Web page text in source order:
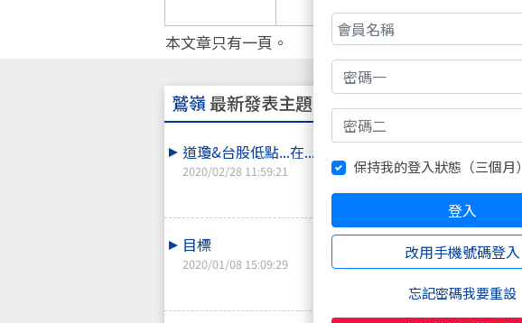
本文章只有一頁。
鷲嶺最新發表主題
道瓊&台股低點...在....
2020/02/28 11:59:21
目標
2020/01/08 15:09:29
保持我的登入狀態（三個月）
登入
改用手機號碼登入
忘記密碼我要重設